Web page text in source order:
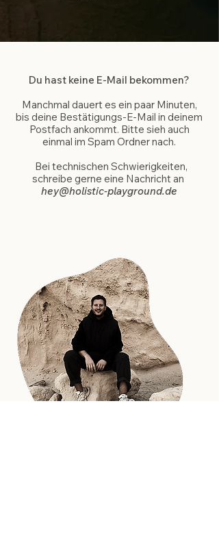
VIELEN DANK FÜR DEINE
ANMELDUNG
Du hast keine E-Mail bekommen?
Manchmal dauert es ein paar Minuten,
bis deine Bestätigungs-E-Mail in deinem
Postfach ankommt. Bitte sieh auch
einmal im Spam Ordner nach.
Bei technischen Schwierigkeiten,
schreibe gerne eine Nachricht an
hey@holistic-playground.de